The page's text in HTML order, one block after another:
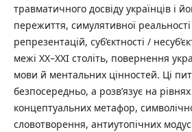
травматичного досвіду українців і
пережиття, симулятивної реальності
репрезентацій, суб’єктності /
межі ХХ–ХХІ століть, повернення
мови й ментальних цінностей. Ці
безпосередньо, а розв’язує на
концептуальних метафор,
словотворення, антиутопічних